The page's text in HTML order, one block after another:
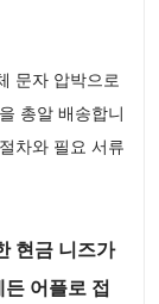
문자 압박으로
총알 배송합니
차와 필요 서류
현금 니즈가
어플로 접